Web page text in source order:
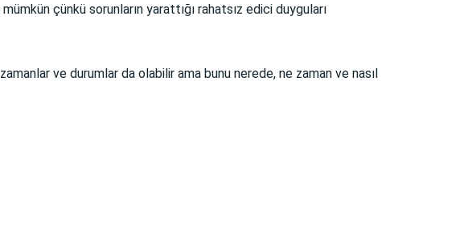
çünkü sorunların yarattığı rahatsız edici duyguları
ve durumlar da olabilir ama bunu nerede, ne zaman ve nasıl